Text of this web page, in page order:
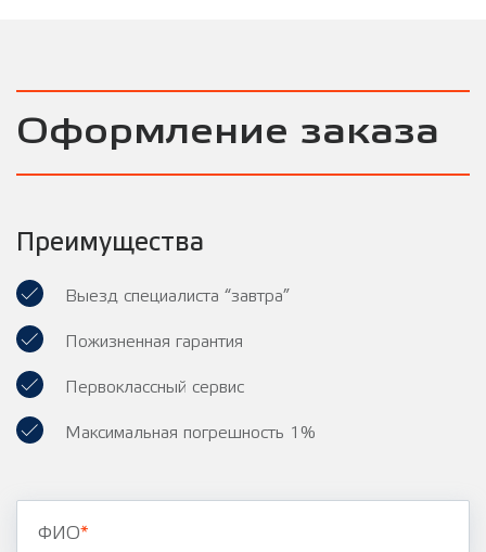
Оформление заказа
Преимущества
Выезд специалиста “завтра”
Пожизненная гарантия
Первоклассный сервис
Максимальная погрешность 1%
ФИО*